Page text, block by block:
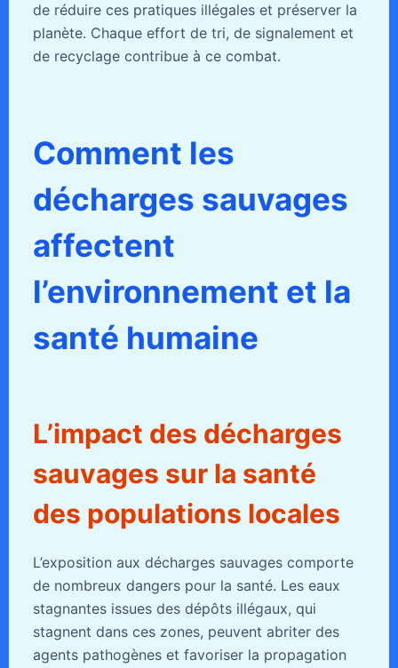
de réduire ces pratiques illégales et préserver la
planète. Chaque effort de tri, de signalement et
de recyclage contribue à ce combat.
Comment les
décharges sauvages
affectent
l’environnement et la
santé humaine
L’impact des décharges
sauvages sur la santé
des populations locales
L’exposition aux décharges sauvages comporte
de nombreux dangers pour la santé. Les eaux
stagnantes issues des dépôts illégaux, qui
stagnent dans ces zones, peuvent abriter des
agents pathogènes et favoriser la propagation